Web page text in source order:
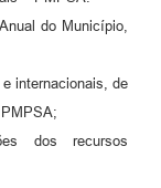
do Município,
internacionais, de
dos recursos